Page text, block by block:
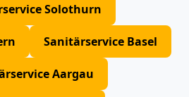
Solothurn
Sanitärservice Basel
Aargau